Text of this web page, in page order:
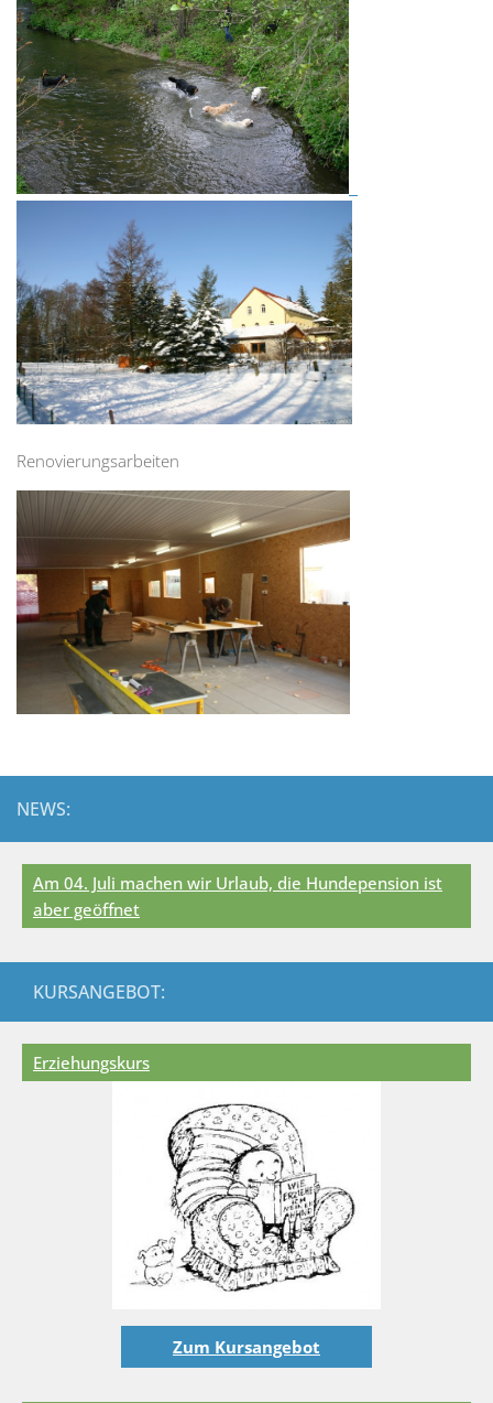
Renovierungsarbeiten
NEWS:
Am 04. Juli machen wir Urlaub, die Hundepension ist
aber geöffnet
KURSANGEBOT:
Erziehungskurs
Zum Kursangebot